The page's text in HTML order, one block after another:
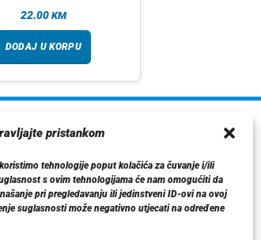
pristankom
tehnologije poput kolačića za čuvanje i/ili
s ovim tehnologijama će nam omogućiti da
pri pregledavanju ili jedinstveni ID-ovi na ovoj
suglasnosti može negativno utjecati na određene
22.00 KM
DODAJ U KORPU